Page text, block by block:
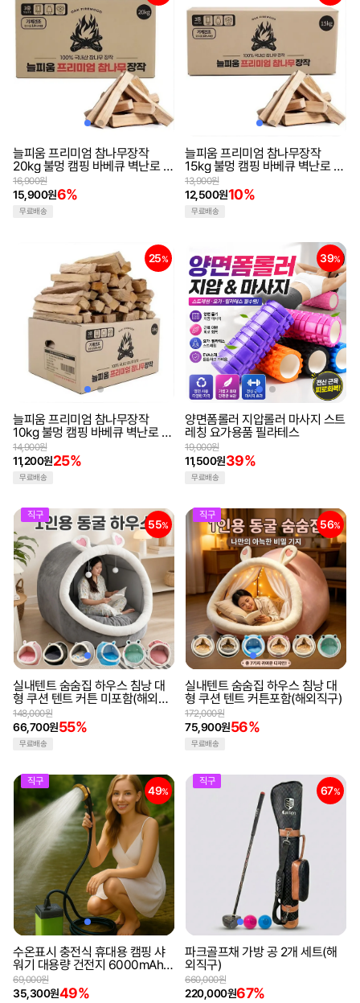
늘피움 프리미엄 참나무장작
20kg 불멍 캠핑 바베큐 벽난로 화
15,900원6%
16,900원
무료배송
늘피움 프리미엄 참나무장작
15kg 불멍 캠핑 바베큐 벽난로 화
목 땔감 우드 기계건조
12,500원10%
13,900원
무료배송
25%
늘피움 프리미엄 참나무장작
10kg 불멍 캠핑 바베큐 벽난로 화
목 땔감 우드 기계건조
11,200원25%
14,900원
무료배송
39%
양면폼롤러 지압롤러 마사지 스트
레칭 요가용품 필라테스
11,500원39%
19,000원
무료배송
직구
55%
실내텐트 숨숨집 하우스 침낭 대
형 쿠션 텐트 커튼 미포함(해외직
구)
66,700원55%
148,000원
무료배송
직구
56%
실내텐트 숨숨집 하우스 침낭 대
형 쿠션 텐트 커튼포함(해외직구)
75,900원56%
172,000원
무료배송
직구
49%
수온표시 충전식 휴대용 캠핑 샤
워기 대용량 건전지 6000mAh
7800mAh 9600mAh 3단조절
디지털 디스플레이(해외직구)
35,300원49%
69,000원
직구
67%
파크골프채 가방 공 2개 세트(해
외직구)
220,000원67%
660,000원